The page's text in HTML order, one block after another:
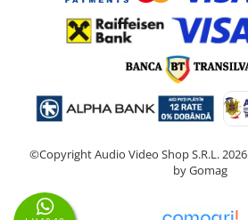
©Copyright Audio Video Shop S.R.L. 2026
by Gomag